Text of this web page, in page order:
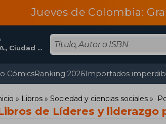
Jueves de Colombia:
C.A.B.A., Ciudad Autónoma De Buenos Aires
CómicsRanking 2026Importados
Libros Sociedad y ciencias sociales
de Líderes y liderazgo